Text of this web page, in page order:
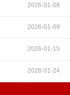
2026-01-08
2026-01-09
2026-01-15
2026-01-24